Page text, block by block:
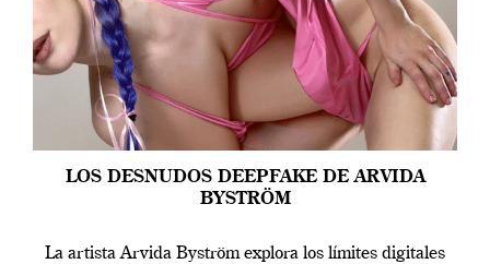
LOS DESNUDOS DEEPFAKE DE ARVIDA
BYSTRÖM
La artista Arvida Byström explora los límites digitales